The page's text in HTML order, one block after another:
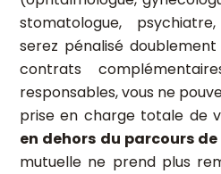
stomatologue,
serez pénalisé
contrats
responsables, vous ne
prise en charge totale de
en dehors du parcours
mutuelle ne prend plus